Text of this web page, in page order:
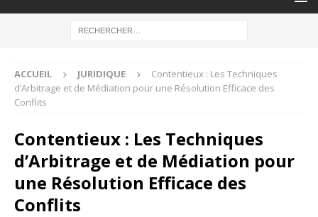
ACCUEIL JURIDIQUE
Contentieux : Les Techniques
d’Arbitrage et de Médiation pour une Résolution Efficace des
Conflits
Contentieux : Les Techniques
d’Arbitrage et de Médiation pour
une Résolution Efficace des
Conflits